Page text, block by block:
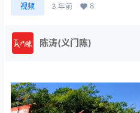
视频 3 年前 8
陈涛(义门陈)